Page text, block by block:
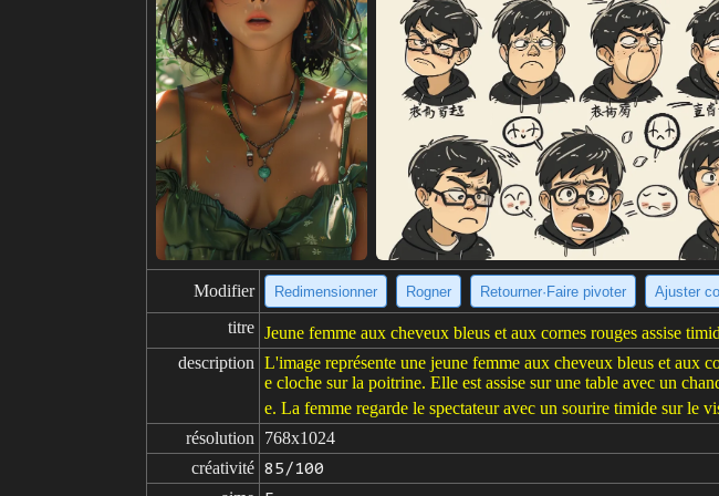
Modifier Redimensionner Rogner Retourner·Faire pivoter Ajuster
titre Jeune femme aux cheveux bleus et aux cornes rouges assise
description L'image représente une jeune femme aux cheveux bleus et aux
e cloche sur la poitrine. Elle est assise sur une table avec un
e. La femme regarde le spectateur avec un sourire timide sur le
résolution
768x1024
créativité 85/100